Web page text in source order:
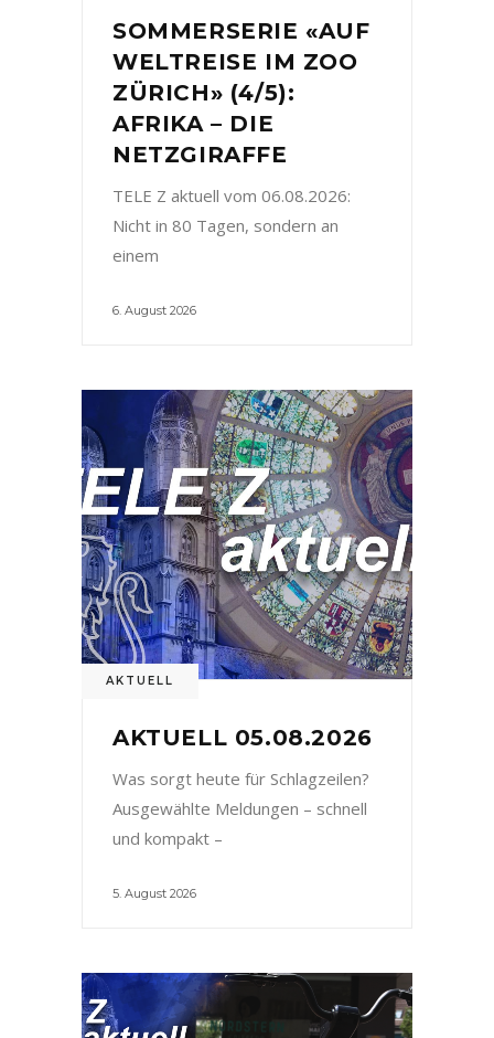
SOMMERSERIE «AUF
WELTREISE IM ZOO
ZÜRICH» (4/5):
AFRIKA – DIE
NETZGIRAFFE
TELE Z aktuell vom 06.08.2026:
Nicht in 80 Tagen, sondern an
einem
6. August 2026
AKTUELL
AKTUELL 05.08.2026
Was sorgt heute für Schlagzeilen?
Ausgewählte Meldungen – schnell
und kompakt –
5. August 2026